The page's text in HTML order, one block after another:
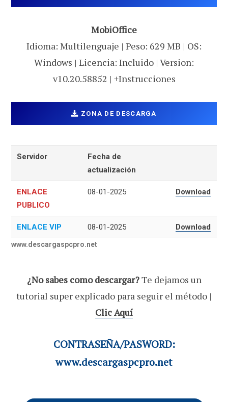
MobiOffice
Idioma: Multilenguaje | Peso: 629 MB | OS:
Windows | Licencia: Incluido | Version:
v10.20.58852 | +Instrucciones
ZONA DE DESCARGA
Servidor
Fecha de
actualización
ENLACE
PUBLICO
08-01-2025 Download
ENLACE VIP 08-01-2025 Download
www.descargaspcpro.net
¿No sabes como descargar?Te dejamos un
tutorial super explicado para seguir el método |
Clic Aquí
CONTRASEÑA/PASWORD:
www.descargaspcpro.net